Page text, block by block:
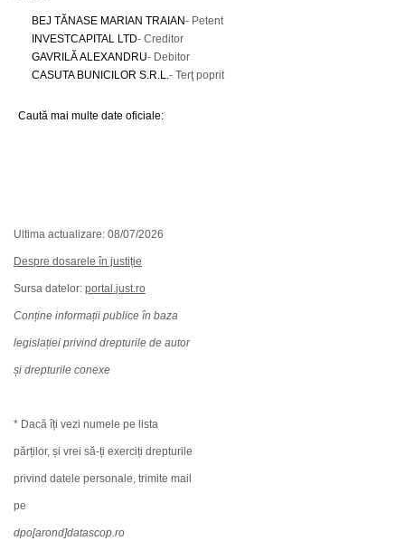
BEJ TĂNASE MARIAN TRAIAN- Petent
INVESTCAPITAL LTD- Creditor
GAVRILĂ ALEXANDRU- Debitor
CASUTA BUNICILOR S.R.L.- Terţ poprit
Caută mai multe date oficiale:
Ultima actualizare: 08/07/2026
Despre dosarele în justiție
Sursa datelor: portal.just.ro
Conține informații publice în baza
legislației privind drepturile de autor
și drepturile conexe
* Dacă îți vezi numele pe lista
părților, și vrei să-ți exerciți drepturile
privind datele personale, trimite mail
pe
dpo[arond]datascop.ro